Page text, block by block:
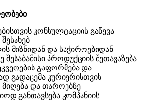
კონსულტაციის გაწევა
მიზნიდან და საჭიროებიდან
შესაბამისი პროდუქციის შეთავაზება
გაფორმება და
გადაცემა კურიერისთვის
და თაროებზე
განთავსება კომპანიის